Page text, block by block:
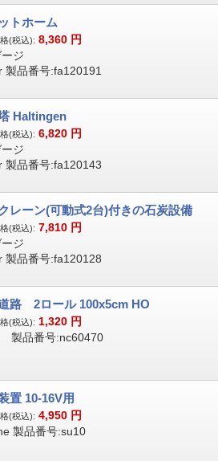
トホーム
(税込): 8,360 円
ジ
製品番号:fa120191
Haltingen
(税込): 6,820 円
ジ
製品番号:fa120143
レーン(可動式2台)付きの石炭設備
(税込): 7,810 円
ジ
製品番号:fa120128
路 2ロール 100x5cm HO
(税込): 1,320 円
製品番号:nc60470
置 10-16V用
(税込): 4,950 円
製品番号:su10